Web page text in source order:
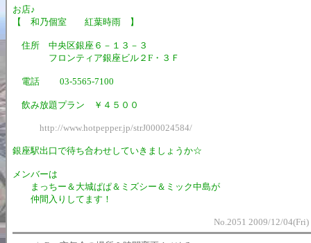
お店♪
【 和乃個室 紅葉時雨 】
住所 中央区銀座６－１３－３
フロンティア銀座ビル２F・３Ｆ
電話 03-5565-7100
飲み放題プラン ￥４５００
http://www.hotpepper.jp/strJ000024584/
銀座駅出口で待ち合わせしていきましょうか☆
メンバーは
まっちー＆大城ぱぱ＆ミズシー＆ミック中島が
仲間入りしてます！
No.2051 2009/12/